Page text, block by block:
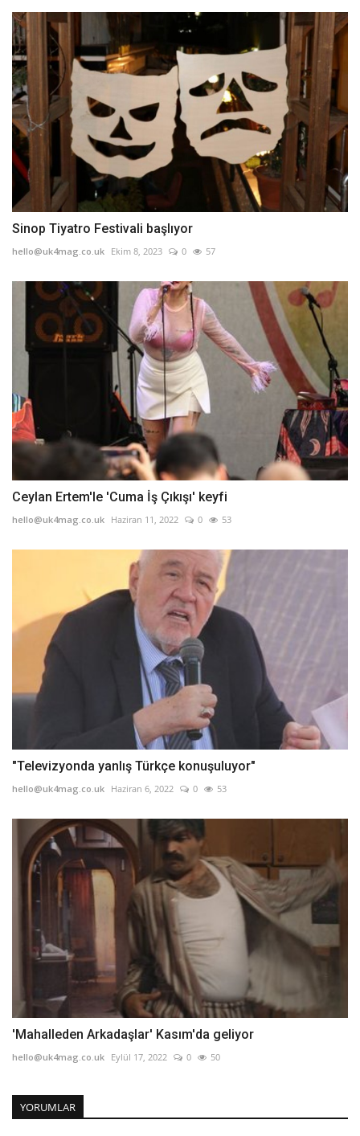
Sinop Tiyatro Festivali başlıyor
hello@uk4mag.co.uk Ekim 8, 2023 0 57
Ceylan Ertem'le 'Cuma İş Çıkışı' keyfi
hello@uk4mag.co.uk Haziran 11, 2022 0 53
"Televizyonda yanlış Türkçe konuşuluyor"
hello@uk4mag.co.uk Haziran 6, 2022 0 53
'Mahalleden Arkadaşlar' Kasım'da geliyor
hello@uk4mag.co.uk Eylül 17, 2022 0 50
YORUMLAR